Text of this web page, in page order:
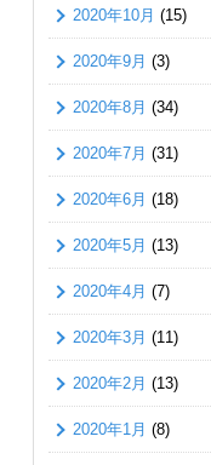
2020年10月 (15)
2020年9月 (3)
2020年8月 (34)
2020年7月 (31)
2020年6月 (18)
2020年5月 (13)
2020年4月 (7)
2020年3月 (11)
2020年2月 (13)
2020年1月 (8)